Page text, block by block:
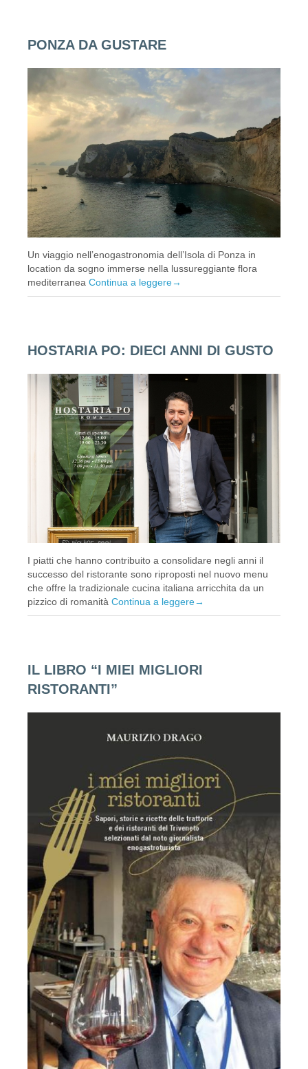
PONZA DA GUSTARE
Un viaggio nell’enogastronomia dell’Isola di Ponza in
location da sogno immerse nella lussureggiante flora
mediterranea Continua a leggere→
HOSTARIA PO: DIECI ANNI DI GUSTO
I piatti che hanno contribuito a consolidare negli anni il
successo del ristorante sono riproposti nel nuovo menu
che offre la tradizionale cucina italiana arricchita da un
pizzico di romanità Continua a leggere→
IL LIBRO “I MIEI MIGLIORI
RISTORANTI”